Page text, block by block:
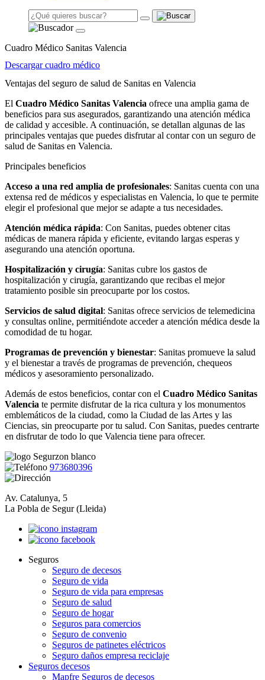
Cuadro Médico Sanitas Valencia
Descargar cuadro médico
Ventajas del seguro de salud de Sanitas en Valencia
El Cuadro Médico Sanitas Valencia ofrece una amplia gama de
beneficios para sus asegurados, garantizando una atención médica
de calidad y accesible. A continuación, se detallan algunas de las
principales ventajas que puedes disfrutar al contar con un seguro de
salud de Sanitas en Valencia.
Principales beneficios
Acceso a una red amplia de profesionales: Sanitas cuenta con una
extensa red de médicos y especialistas en Valencia, lo que te permite
elegir el profesional que mejor se adapte a tus necesidades.
Atención médica rápida: Con Sanitas, puedes obtener citas
médicas de manera rápida y eficiente, evitando largas esperas y
asegurando una atención oportuna.
Hospitalización y cirugía: Sanitas cubre los gastos de
hospitalización y cirugía, garantizando que recibas el mejor
tratamiento posible sin preocuparte por los costos.
Servicios de salud digital: Sanitas ofrece servicios de telemedicina
y consultas online, permitiéndote acceder a atención médica desde la
comodidad de tu hogar.
Programas de prevención y bienestar: Sanitas promueve la salud
y el bienestar a través de programas de prevención, chequeos
médicos y asesoramiento personalizado.
Además de estos beneficios, contar con el Cuadro Médico Sanitas
Valencia te permite disfrutar de la rica cultura y los monumentos
emblemáticos de la ciudad, como la Ciudad de las Artes y las
Ciencias, sin preocuparte por tu salud. Con Sanitas, puedes centrarte
en disfrutar de todo lo que Valencia tiene para ofrecer.
973680396
Av. Catalunya, 5
La Pobla de Segur (Lleida)
Seguros
Seguro de decesos
Seguro de vida
Seguro de vida para empresas
Seguro de salud
Seguro de hogar
Seguros para comercios
Seguro de convenio
Seguros de patinetes eléctricos
Seguro daños empresa reciclaje
Seguros decesos
Mapfre Seguros de decesos